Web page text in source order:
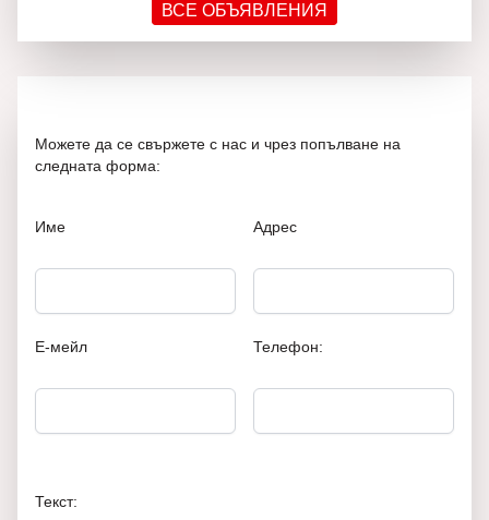
ВСЕ ОБЪЯВЛЕНИЯ
Можете да се свържете с нас и чрез попълване на
следната форма:
Име
Е-мейл
Адрес
Телефон:
Текст: